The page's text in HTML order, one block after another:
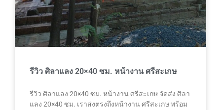
รีวิว ศิลาแลง 20×40 ซม. หน้างาน ศรีสะเกษ
รีวิว ศิลาแลง 20×40 ซม. หน้างาน ศรีสะเกษ จัดส่ง ศิลา
แลง 20×40 ซม. เราส่งตรงถึงหน้างาน ศรีสะเกษ พร้อม